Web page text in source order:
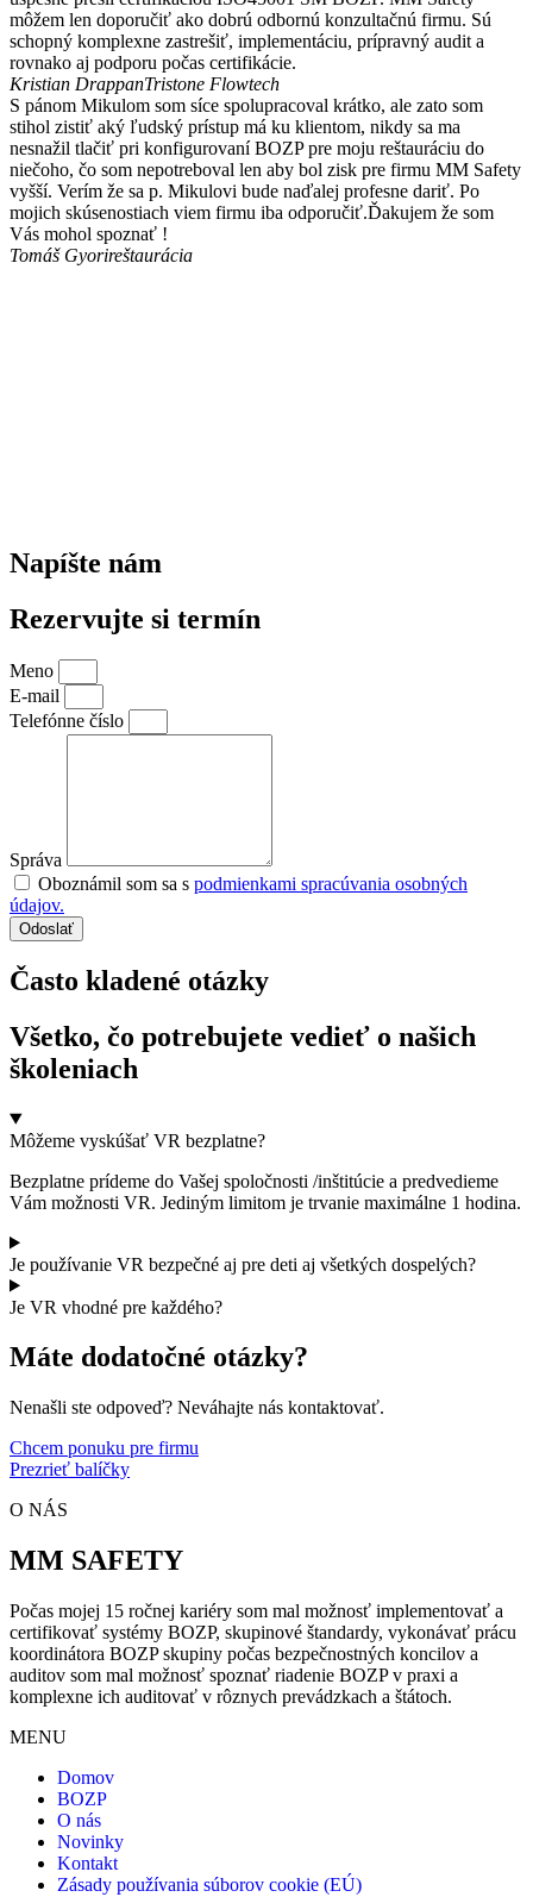
môžem len doporučiť ako dobrú odbornú konzultačnú firmu. Sú
schopný komplexne zastrešiť, implementáciu, prípravný audit a
rovnako aj podporu počas certifikácie.
Kristian DrappanTristone Flowtech
S pánom Mikulom som síce spolupracoval krátko, ale zato som
stihol zistiť aký ľudský prístup má ku klientom, nikdy sa ma
nesnažil tlačiť pri konfigurovaní BOZP pre moju reštauráciu do
niečoho, čo som nepotreboval len aby bol zisk pre firmu MM Safety
vyšší. Verím že sa p. Mikulovi bude naďalej profesne dariť. Po
mojich skúsenostiach viem firmu iba odporučiť.Ďakujem že som
Vás mohol spoznať !
Tomáš Gyorireštaurácia
Napíšte nám
Rezervujte si termín
Meno
E-mail
Telefónne číslo
Správa
Oboznámil som sa s podmienkami spracúvania osobných
údajov.
Odoslať
Často kladené otázky
Všetko, čo potrebujete vedieť o našich
školeniach
Môžeme vyskúšať VR bezplatne?
Bezplatne prídeme do Vašej spoločnosti /inštitúcie a predvedieme
Vám možnosti VR. Jediným limitom je trvanie maximálne 1 hodina.
Je používanie VR bezpečné aj pre deti aj všetkých dospelých?
Je VR vhodné pre každého?
Máte dodatočné otázky?
Nenašli ste odpoveď? Neváhajte nás kontaktovať.
Chcem ponuku pre firmu
Prezrieť balíčky
O NÁS
MM SAFETY
Počas mojej 15 ročnej kariéry som mal možnosť implementovať a
certifikovať systémy BOZP, skupinové štandardy, vykonávať prácu
koordinátora BOZP skupiny počas bezpečnostných koncilov a
auditov som mal možnosť spoznať riadenie BOZP v praxi a
komplexne ich auditovať v rôznych prevádzkach a štátoch.
MENU
Domov
BOZP
O nás
Novinky
Kontakt
Zásady používania súborov cookie (EÚ)